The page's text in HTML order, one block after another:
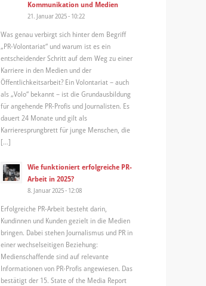
Kommunikation und Medien
21. Januar 2025 - 10:22
Was genau verbirgt sich hinter dem Begriff
„PR-Volontariat“ und warum ist es ein
entscheidender Schritt auf dem Weg zu einer
Karriere in den Medien und der
Öffentlichkeitsarbeit? Ein Volontariat – auch
als „Volo“ bekannt – ist die Grundausbildung
für angehende PR-Profis und Journalisten. Es
dauert 24 Monate und gilt als
Karrieresprungbrett für junge Menschen, die
[…]
Wie funktioniert erfolgreiche PR-
Arbeit in 2025?
8. Januar 2025 - 12:08
Erfolgreiche PR-Arbeit besteht darin,
Kundinnen und Kunden gezielt in die Medien
bringen. Dabei stehen Journalismus und PR in
einer wechselseitigen Beziehung:
Medienschaffende sind auf relevante
Informationen von PR-Profis angewiesen. Das
bestätigt der 15. State of the Media Report